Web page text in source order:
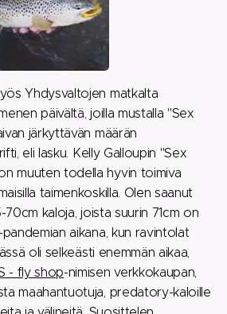
Yhdysvaltojen matkalta
päivältä, joilla mustalla "Sex
järkyttävän määrän
eli lasku. Kelly Galloupin "Sex
muuten todella hyvin toimiva
taimenkoskilla. Olen saanut
70cm kaloja, joista suurin 71cm on
aikana, kun ravintolat
oli selkeästi enemmän aikaa,
- fly shop-nimisen verkkokaupan,
maahantuotuja, predatory-kaloille